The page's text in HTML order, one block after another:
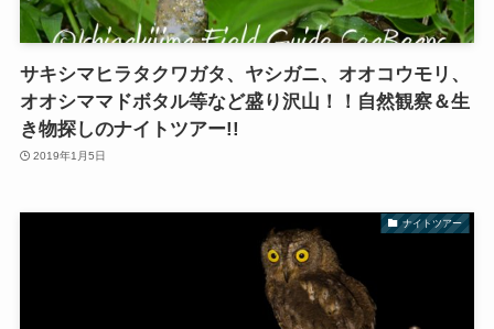
サキシマヒラタクワガタ、ヤシガニ、オオコウモリ、
オオシママドボタル等など盛り沢山！！自然観察＆生
き物探しのナイトツアー!!
2019年1月5日
ナイトツアー